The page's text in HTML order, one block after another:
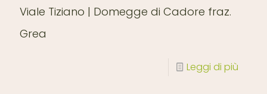
Viale Tiziano | Domegge di Cadore fraz.
Grea
Leggi di più